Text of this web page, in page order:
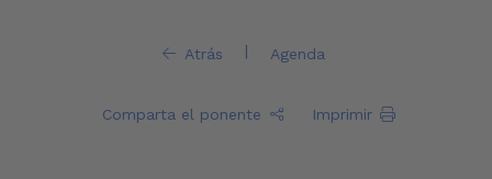
Atrás | Agenda
Comparta el ponente Imprimir